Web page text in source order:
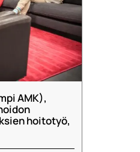
AMK),
hoitotyö,